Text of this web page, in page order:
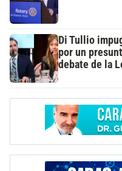
Di Tullio
por un
debate de la